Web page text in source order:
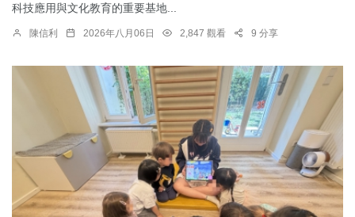
科技應用與文化教育的重要基地...
陳信利 2026年八月06日 2,847 觀看 9 分享